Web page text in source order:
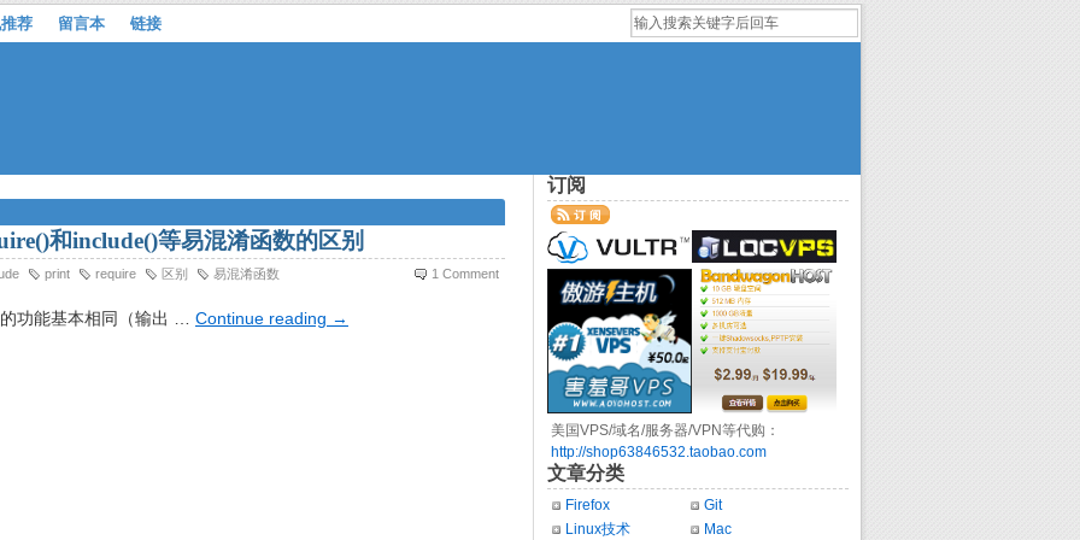
荐 留言本 链接
和include()等易混淆函数的区别
print require 区别 易混淆函数 1 Comment
功能基本相同（输出 … Continue reading →
订阅
美国VPS/域名/服务器/VPN等代购：
http://shop63846532.taobao.com
文章分类
Firefox
Git
Linux技术
Mac